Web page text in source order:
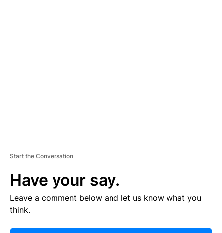
Start the Conversation
Have your say.
Leave a comment below and let us know what you
think.